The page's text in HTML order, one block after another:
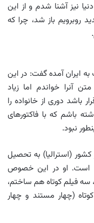
نیز آشنا شدم و از این
روبرویم باز شد، چرا که
ایران آمده گفت: در این
آنرا خواندم اما زیاد
باشد دوری از خانواده را
باشم که با فاکتورهای
نبود.
(استرالیا) به تحصیل
است. او در این خصوص
سه فیلم کوتاه هم ساختم،
(چهار مستند و چهار